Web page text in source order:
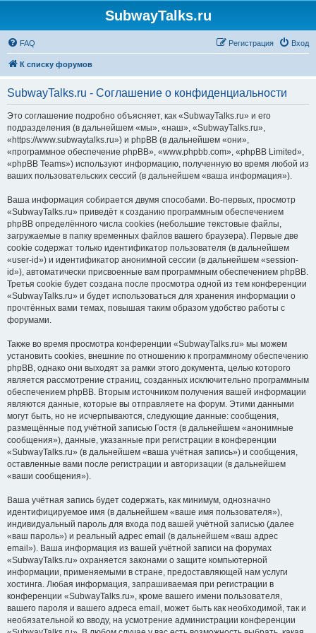
SubwayTalks.ru
FAQ Вход
Регистрация
К списку форумов
SubwayTalks.ru - Соглашение о конфиденциальности
Это соглашение подробно объясняет, как «SubwayTalks.ru» и его
подразделения (в дальнейшем «мы», «наш», «SubwayTalks.ru»,
«https://www.subwaytalks.ru») и phpBB (в дальнейшем «они»,
«программное обеспечение phpBB», «www.phpbb.com», «phpBB Limited»,
«phpBB Teams») используют информацию, полученную во время любой из
ваших пользовательских сессий (в дальнейшем «ваша информация»).
Ваша информация собирается двумя способами. Во-первых, просмотр
«SubwayTalks.ru» приведёт к созданию программным обеспечением
phpBB определённого числа cookies (небольшие текстовые файлы,
загружаемые в папку временных файлов вашего браузера). Первые две
cookie содержат только идентификатор пользователя (в дальнейшем
«user-id») и идентификатор анонимной сессии (в дальнейшем «session-
id»), автоматически присвоенные вам программным обеспечением phpBB.
Третья cookie будет создана после просмотра одной из тем конференции
«SubwayTalks.ru» и будет использоваться для хранения информации о
прочтённых вами темах, повышая таким образом удобство работы с
форумами.
Также во время просмотра конференции «SubwayTalks.ru» мы можем
установить cookies, внешние по отношению к программному обеспечению
phpBB, однако они выходят за рамки этого документа, целью которого
является рассмотрение страниц, созданных исключительно программным
обеспечением phpBB. Вторым источником получения вашей информации
являются данные, которые вы отправляете на форум. Этими данными
могут быть, но не исчерпываются, следующие данные: сообщения,
размещённые под учётной записью Гостя (в дальнейшем «анонимные
сообщения»), данные, указанные при регистрации в конференции
«SubwayTalks.ru» (в дальнейшем «ваша учётная запись») и сообщения,
оставленные вами после регистрации и авторизации (в дальнейшем
«ваши сообщения»).
Ваша учётная запись будет содержать, как минимум, однозначно
идентифицируемое имя (в дальнейшем «ваше имя пользователя»),
индивидуальный пароль для входа под вашей учётной записью (далее
«ваш пароль») и реальный адрес email (в дальнейшем «ваш адрес
email»). Ваша информация из вашей учётной записи на форумах
«SubwayTalks.ru» охраняется законами о защите компьютерной
информации, применяемыми в стране, предоставляющей нам услуги
хостинга. Любая информация, запрашиваемая при регистрации в
конференции «SubwayTalks.ru», кроме вашего имени пользователя,
вашего пароля и вашего адреса email, может быть как необходимой, так и
необязательной ко вводу, на усмотрение администрации конференции